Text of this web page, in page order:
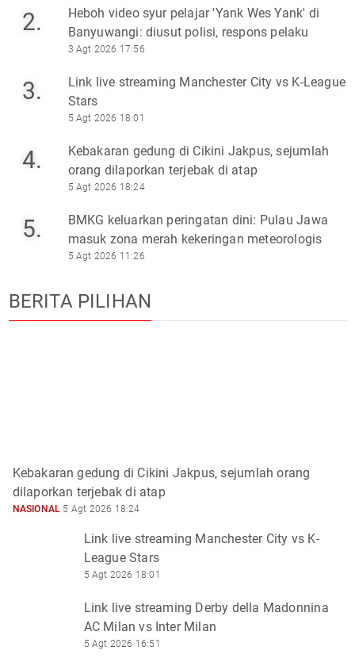
2.
Heboh video syur pelajar 'Yank Wes Yank' di
Banyuwangi: diusut polisi, respons pelaku
3 Agt 2026 17:56
3.
Link live streaming Manchester City vs K-League
Stars
5 Agt 2026 18:01
4.
Kebakaran gedung di Cikini Jakpus, sejumlah
orang dilaporkan terjebak di atap
5 Agt 2026 18:24
5.
BMKG keluarkan peringatan dini: Pulau Jawa
masuk zona merah kekeringan meteorologis
5 Agt 2026 11:26
BERITA PILIHAN
Kebakaran gedung di Cikini Jakpus, sejumlah orang
dilaporkan terjebak di atap
NASIONAL 5 Agt 2026 18:24
Link live streaming Manchester City vs K-
League Stars
5 Agt 2026 18:01
Link live streaming Derby della Madonnina
AC Milan vs Inter Milan
5 Agt 2026 16:51